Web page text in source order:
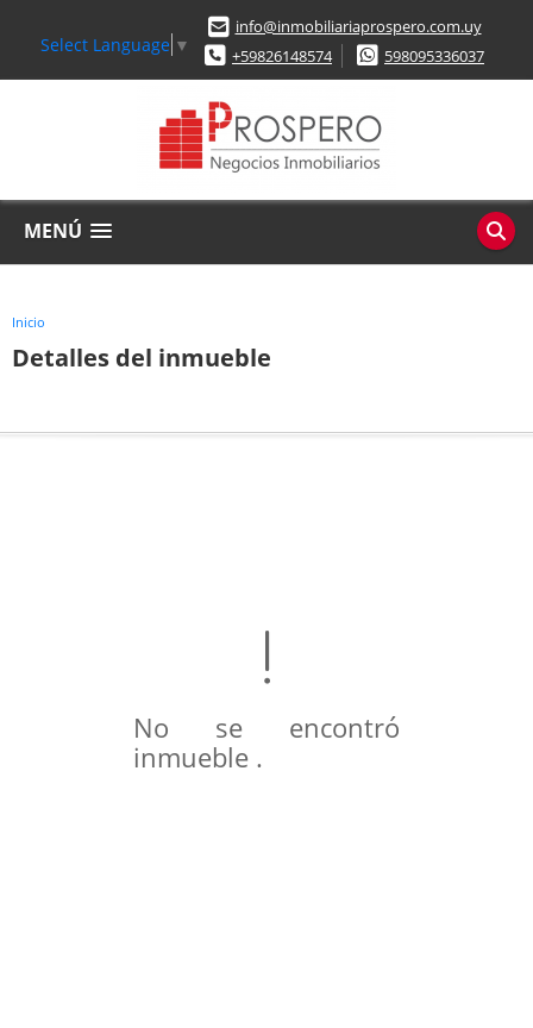
Select Language ▼
info@inmobiliariaprospero.com.uy
+59826148574
598095336037
MENÚ
Inicio
Detalles del inmueble
No se encontró
inmueble .